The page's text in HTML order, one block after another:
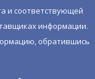
и соответствующей
информации.
обратившись